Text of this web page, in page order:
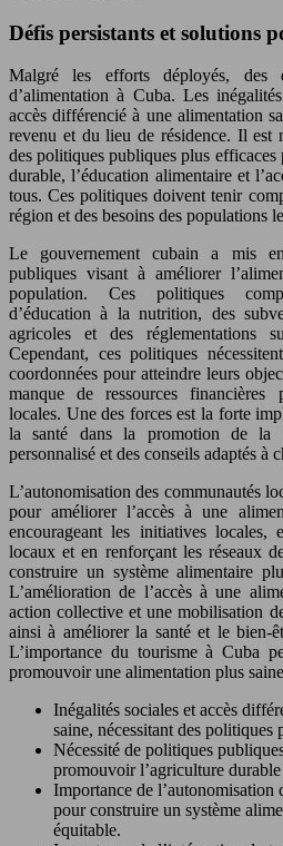
Défis persistants et solutions
Malgré les efforts déployés, des
d’alimentation à Cuba. Les
accès différencié à une alimentation
revenu et du lieu de résidence. Il est
des politiques publiques plus
durable, l’éducation alimentaire et
tous. Ces politiques doivent tenir
région et des besoins des populations
Le gouvernement cubain a mis
publiques visant à améliorer
population. Ces politiques
d’éducation à la nutrition, des
agricoles et des réglementations
Cependant, ces politiques
coordonnées pour atteindre leurs
manque de ressources
locales. Une des forces est la forte
la santé dans la promotion de la
personnalisé et des conseils adaptés à
L’autonomisation des communautés
pour améliorer l’accès à une
encourageant les initiatives locales,
locaux et en renforçant les réseaux
construire un système alimentaire
L’amélioration de l’accès à une
action collective et une mobilisation
ainsi à améliorer la santé et le bien-
L’importance du tourisme à Cuba
promouvoir une alimentation plus
Inégalités sociales et accès
saine, nécessitant des politiques
Nécessité de politiques
promouvoir l’agriculture
Importance de l’autonomisation
pour construire un système
équitable.